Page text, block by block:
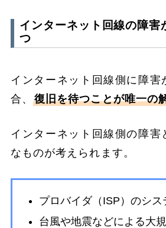
インターネット回線の障害
つ
インターネット回線側に障害
合、復旧を待つことが唯一の
インターネット回線側の障害
なものが考えられます。
プロバイダ（ISP）のシス
台風や地震などによる大